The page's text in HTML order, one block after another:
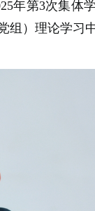
年第3次集体
组）理论学习